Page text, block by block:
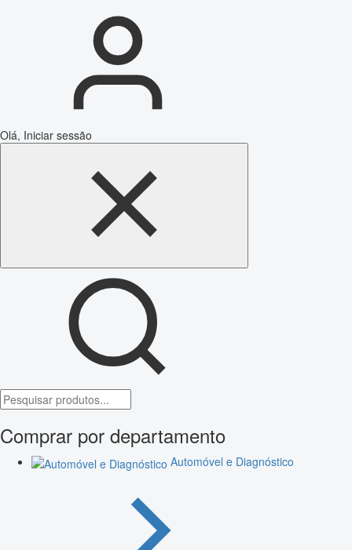
Olá, Iniciar sessão
Comprar por departamento
Automóvel e Diagnóstico